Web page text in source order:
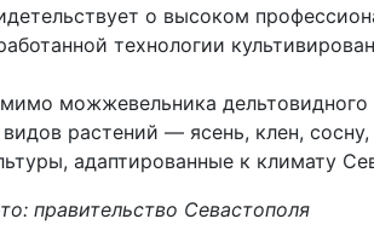
о высоком
технологии
можжевельника
растений — ясень, клен,
адаптированные к климату
правительство Севастополя